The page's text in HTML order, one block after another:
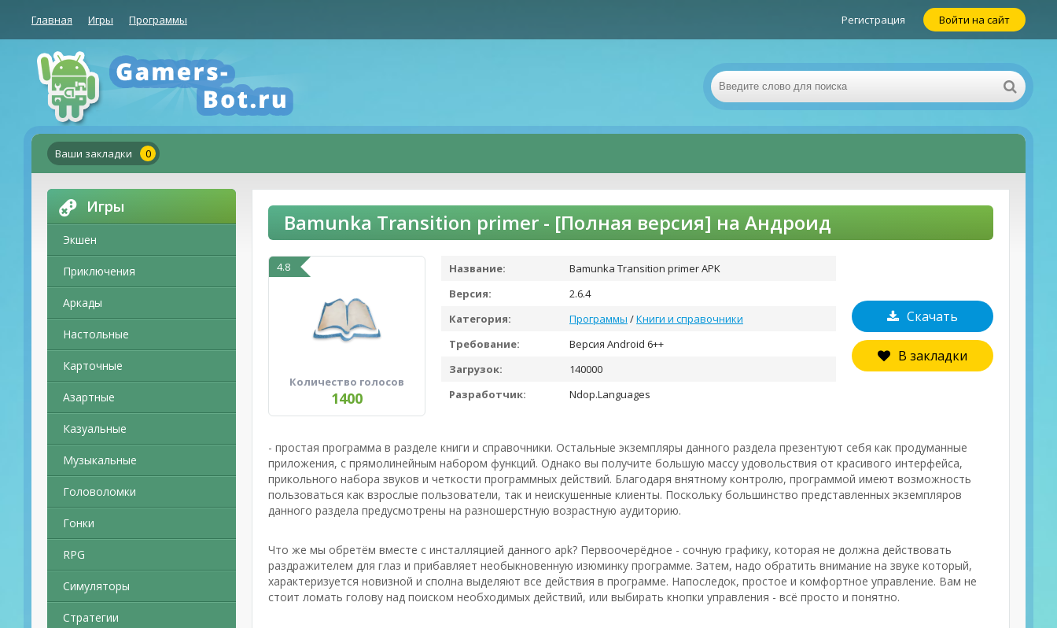
Главная Игры Программы Регистрация Войти на сайт
Ваши закладки 0
Игры
Экшен
Приключения
Аркады
Настольные
Карточные
Азартные
Казуальные
Музыкальные
Головоломки
Гонки
RPG
Симуляторы
Стратегии
Bamunka Transition primer - [Полная версия] на Андроид
4.8
Количество голосов
1400
Скачать
В закладки
Название:
Bamunka Transition primer APK
Версия:
2.6.4
Категория:
Программы /Книги и справочники
Требование:
Версия Android 6++
Загрузок:
140000
Разработчик:
Ndop.Languages
- простая программа в разделе книги и справочники. Остальные экземпляры данного раздела презентуют себя как продуманные
приложения, с прямолинейным набором функций. Однако вы получите большую массу удовольствия от красивого интерфейса,
прикольного набора звуков и четкости программных действий. Благодаря внятному контролю, программой имеют возможность
пользоваться как взрослые пользователи, так и неискушенные клиенты. Поскольку большинство представленных экземпляров
данного раздела предусмотрены на разношерстную возрастную аудиторию.
Что же мы обретём вместе с инсталляцией данного apk? Первоочерёдное - сочную графику, которая не должна действовать
раздражителем для глаз и прибавляет необыкновенную изюминку программе. Затем, надо обратить внимание на звуке который,
характеризуется новизной и сполна выделяют все действия в программе. Напоследок, простое и комфортное управление. Вам не
стоит ломать голову над поиском необходимых действий, или выбирать кнопки управления - всё просто и понятно.